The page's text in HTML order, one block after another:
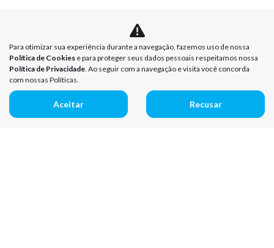
Para otimizar sua experiência durante a navegação, fazemos uso de nossa
Política de Cookies e para proteger seus dados pessoais respeitamos nossa
Política de Privacidade. Ao seguir com a navegação e visita você concorda
com nossas Políticas.
Aceitar Recusar